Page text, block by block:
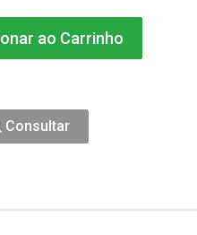
ao Carrinho
Consultar